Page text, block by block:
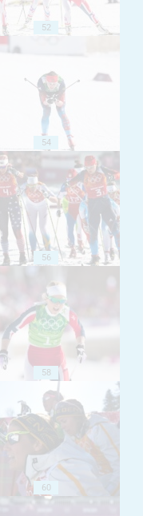
52
54
56
58
60